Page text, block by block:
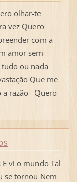
olhar-te
vez Quero
com a
amor sem
ou nada
Que me
a razão Quero
vi o mundo Tal
se tornou Nem